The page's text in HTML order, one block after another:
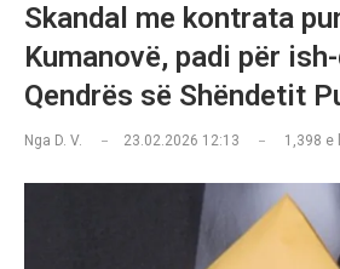
​Skandal me kontrata
Kumanovë, padi për
Qendrës së Shëndetit
Nga D. V. 23.02.2026 12:13 1,398 e